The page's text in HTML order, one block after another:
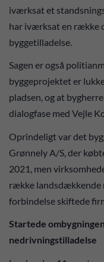
iværksat et
har iværksat en række
byggetilladelse.
Sagen er også
byggeprojektet er
pladsen, og at
dialogfase med Vejle
Oprindeligt var det
Grønnely A/S, der
2021, men
række landsdækkende
forbindelse skiftede
Startede
nedrivningstilladelse